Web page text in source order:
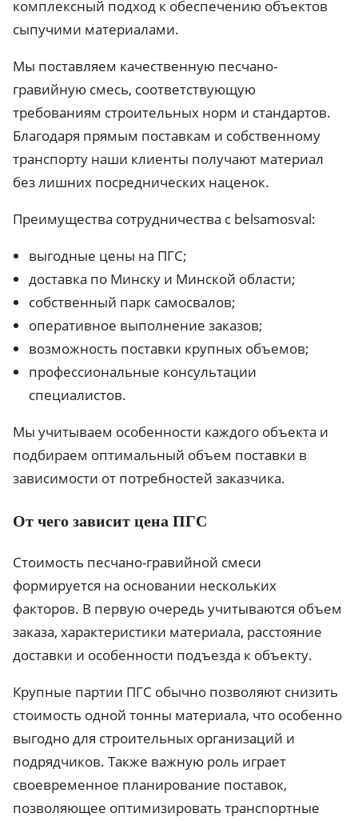
комплексный подход к обеспечению объектов
сыпучими материалами.
Мы поставляем качественную песчано-
гравийную смесь, соответствующую
требованиям строительных норм и стандартов.
Благодаря прямым поставкам и собственному
транспорту наши клиенты получают материал
без лишних посреднических наценок.
Преимущества сотрудничества с belsamosval:
выгодные цены на ПГС;
доставка по Минску и Минской области;
собственный парк самосвалов;
оперативное выполнение заказов;
возможность поставки крупных объемов;
профессиональные консультации
специалистов.
Мы учитываем особенности каждого объекта и
подбираем оптимальный объем поставки в
зависимости от потребностей заказчика.
От чего зависит цена ПГС
Стоимость песчано-гравийной смеси
формируется на основании нескольких
факторов. В первую очередь учитываются объем
заказа, характеристики материала, расстояние
доставки и особенности подъезда к объекту.
Крупные партии ПГС обычно позволяют снизить
стоимость одной тонны материала, что особенно
выгодно для строительных организаций и
подрядчиков. Также важную роль играет
своевременное планирование поставок,
позволяющее оптимизировать транспортные